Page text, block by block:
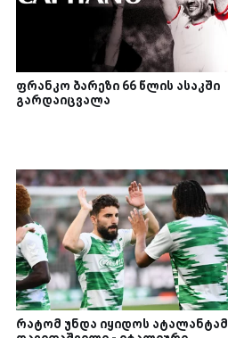
ფრანკო ბარეზი 66 წლის ასაკში
გარდაიცვალა
რატომ უნდა იყიდოს ატალანტამ